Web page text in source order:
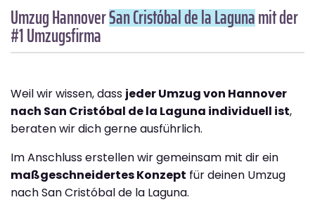
Umzug HannoverSan Cristóbal de la Lagunamit der
#1 Umzugsfirma
Weil wir wissen, dass jeder Umzug von Hannover
nach San Cristóbal de la Laguna individuell ist,
beraten wir dich gerne ausführlich.
Im Anschluss erstellen wir gemeinsam mit dir ein
maßgeschneidertes Konzept für deinen Umzug
nach San Cristóbal de la Laguna.